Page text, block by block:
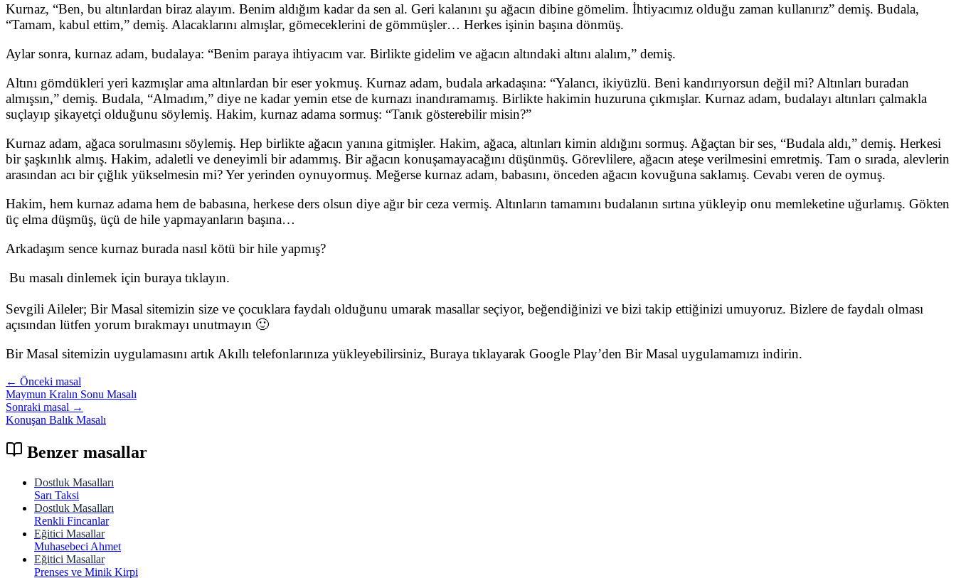
Kurnaz, “Ben, bu altınlardan biraz alayım. Benim aldığım kadar da sen al. Geri kalanını şu ağacın dibine gömelim. İhtiyacımız olduğu zaman kullanırız” demiş. Budala,
“Tamam, kabul ettim,” demiş. Alacaklarını almışlar, gömeceklerini de gömmüşler… Herkes işinin başına dönmüş.
Aylar sonra, kurnaz adam, budalaya: “Benim paraya ihtiyacım var. Birlikte gidelim ve ağacın altındaki altını alalım,” demiş.
Altını gömdükleri yeri kazmışlar ama altınlardan bir eser yokmuş. Kurnaz adam, budala arkadaşına: “Yalancı, ikiyüzlü. Beni kandırıyorsun değil mi? Altınları buradan
almışsın,” demiş. Budala, “Almadım,” diye ne kadar yemin etse de kurnazı inandıramamış. Birlikte hakimin huzuruna çıkmışlar. Kurnaz adam, budalayı altınları çalmakla
suçlayıp şikayetçi olduğunu söylemiş. Hakim, kurnaz adama sormuş: “Tanık gösterebilir misin?”
Kurnaz adam, ağaca sorulmasını söylemiş. Hep birlikte ağacın yanına gitmişler. Hakim, ağaca, altınları kimin aldığını sormuş. Ağaçtan bir ses, “Budala aldı,” demiş. Herkesi
bir şaşkınlık almış. Hakim, adaletli ve deneyimli bir adammış. Bir ağacın konuşamayacağını düşünmüş. Görevlilere, ağacın ateşe verilmesini emretmiş. Tam o sırada, alevlerin
arasından acı bir çığlık yükselmesin mi? Yer yerinden oynuyormuş. Meğerse kurnaz adam, babasını, önceden ağacın kovuğuna saklamış. Cevabı veren de oymuş.
Hakim, hem kurnaz adama hem de babasına, herkese ders olsun diye ağır bir ceza vermiş. Altınların tamamını budalanın sırtına yükleyip onu memleketine uğurlamış. Gökten
üç elma düşmüş, üçü de hile yapmayanların başına…
Arkadaşım sence kurnaz burada nasıl kötü bir hile yapmış?
Bu masalı dinlemek için buraya tıklayın.
Sevgili Aileler; Bir Masal sitemizin size ve çocuklara faydalı olduğunu umarak masallar seçiyor, beğendiğinizi ve bizi takip ettiğinizi umuyoruz. Bizlere de faydalı olması
açısından lütfen yorum bırakmayı unutmayın 🙂
Bir Masal sitemizin uygulamasını artık Akıllı telefonlarınıza yükleyebilirsiniz, Buraya tıklayarak Google Play’den Bir Masal uygulamamızı indirin.
← Önceki masal
Maymun Kralın Sonu Masalı
Sonraki masal →
Konuşan Balık Masalı
Benzer masallar
Dostluk Masalları
Sarı Taksi
Dostluk Masalları
Renkli Fincanlar
Eğitici Masallar
Muhasebeci Ahmet
Eğitici Masallar
Prenses ve Minik Kirpi